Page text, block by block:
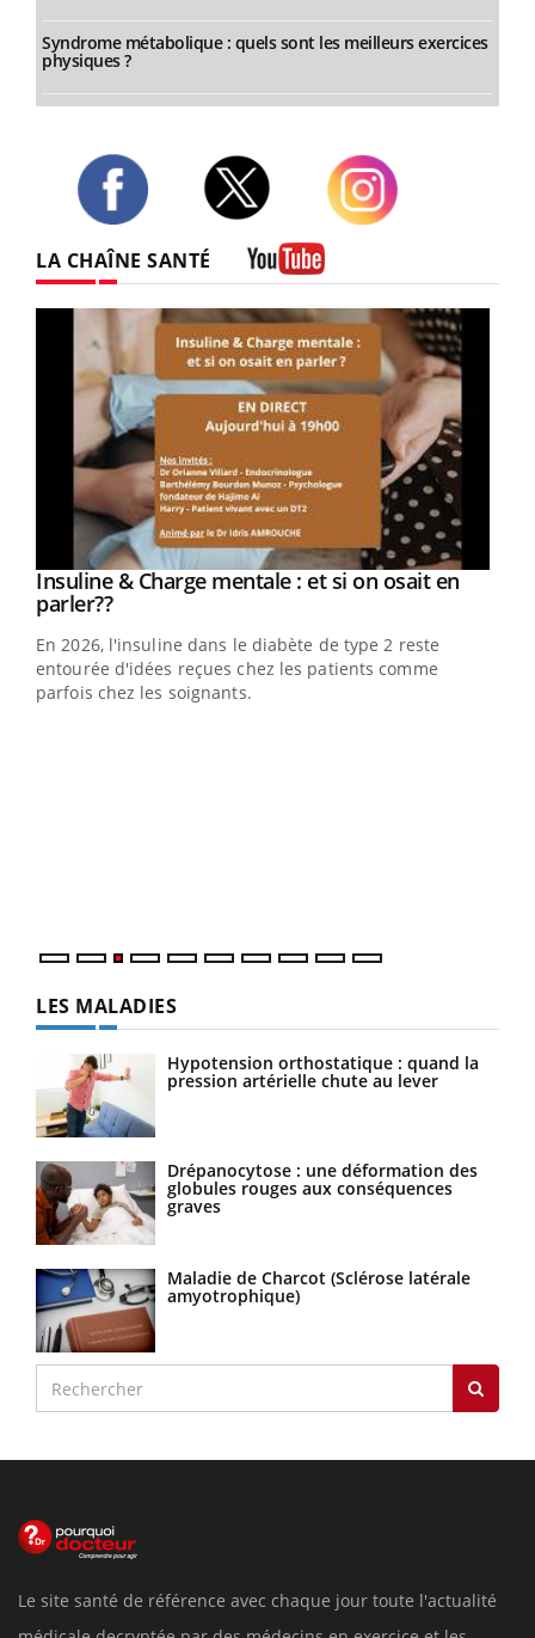
Syndrome métabolique : quels sont les meilleurs exercices
physiques ?
LA CHAÎNE SANTÉ
Youtube
Insuline & Charge mentale : et si on osait en
parler??Youtube
En 2026, l'insuline dans le diabète de type 2 reste
entourée d'idées reçues chez les patients comme
parfois chez les soignants.
LES MALADIES
Hypotension orthostatique : quand la
pression artérielle chute au lever
Drépanocytose : une déformation des
globules rouges aux conséquences
graves
Maladie de Charcot (Sclérose latérale
amyotrophique)
Le site santé de référence avec chaque jour toute l'actualité